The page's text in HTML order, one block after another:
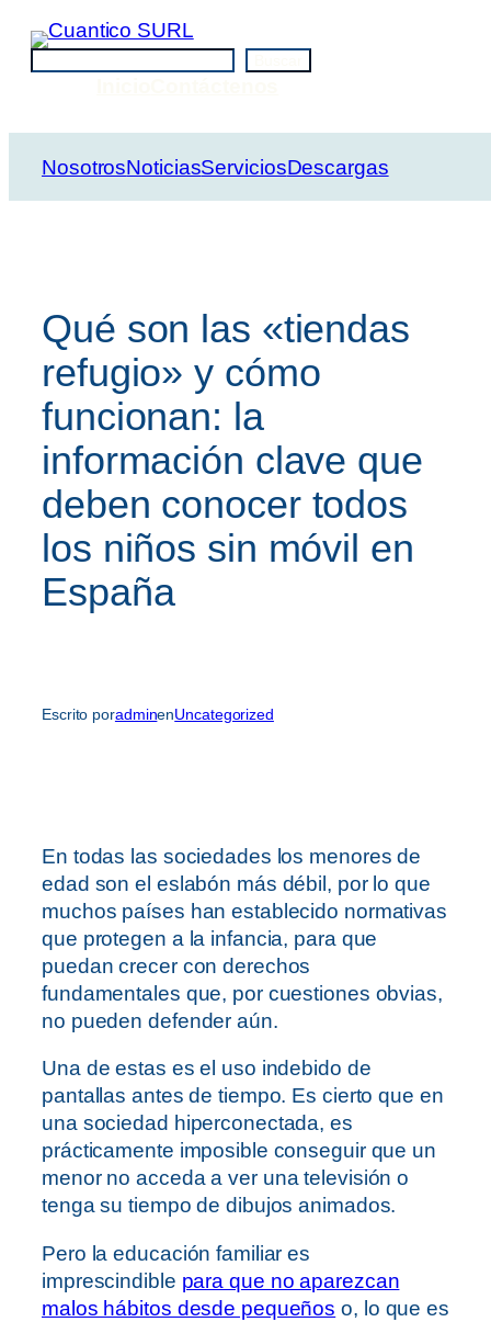
Saltar
contenido
NosotrosNoticiasServiciosDescargas
Qué son las «tiendas
refugio» y cómo
funcionan: la
información clave que
deben conocer todos
los niños sin móvil en
España
Escrito poradminenUncategorized
En todas las sociedades los menores de
edad son el eslabón más débil, por lo que
muchos países han establecido normativas
que protegen a la infancia, para que
puedan crecer con derechos
fundamentales que, por cuestiones obvias,
no pueden defender aún.
Una de estas es el uso indebido de
pantallas antes de tiempo. Es cierto que en
una sociedad hiperconectada, es
prácticamente imposible conseguir que un
menor no acceda a ver una televisión o
tenga su tiempo de dibujos animados.
Pero la educación familiar es
imprescindible para que no aparezcan
malos hábitos desde pequeños o, lo que es